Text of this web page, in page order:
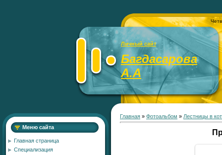
Личный сайт
Багдасарова
А.А
Меню сайта
Главная страница
Специализация
Главная » Фотоальбом » Лестницы в